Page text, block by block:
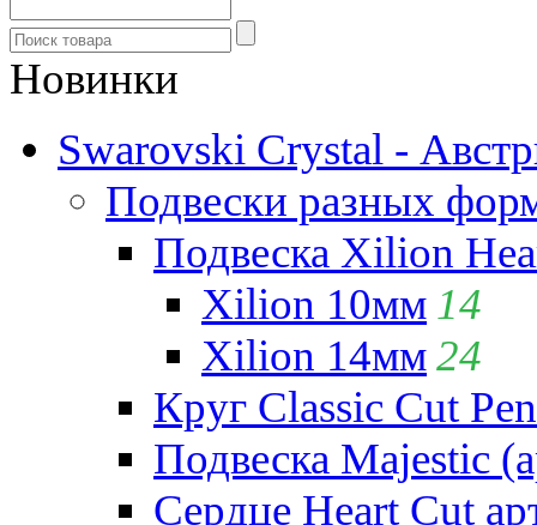
Новинки
Swarovski Crystal -
Подвески разных
Подвеска Xilion
Xilion 10мм 14
Xilion 14мм24
Круг Classic Cut
Подвеска Majestic
Сердце Heart Cut